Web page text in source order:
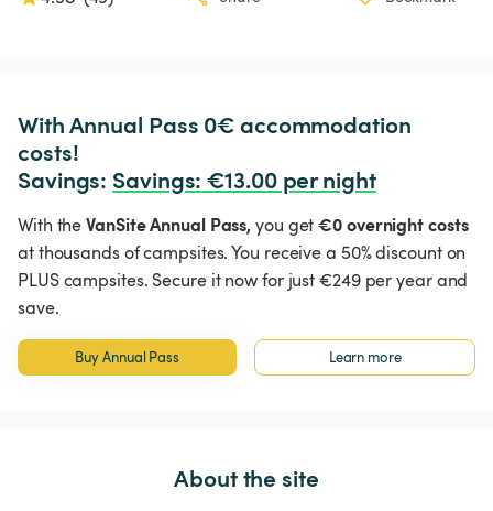
With Annual Pass 0€ accommodation
costs!
Savings: Savings: €13.00 per night
With theVanSite Annual Pass, you get€0 overnight costs
at thousands of campsites. You receive a 50% discount on
PLUS campsites. Secure it now for just €249 per year and
save.
Buy Annual Pass Learn more
About the site